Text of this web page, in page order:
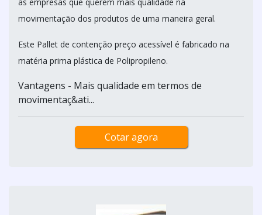
movimentação dos produtos de uma maneira geral.
Este Pallet de contenção preço acessível é fabricado na
matéria prima plástica de Polipropileno.
Vantagens - Mais qualidade em termos de
movimentaç&ati...
Cotar agora